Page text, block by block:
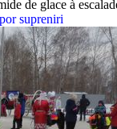
de glace à
supreniri